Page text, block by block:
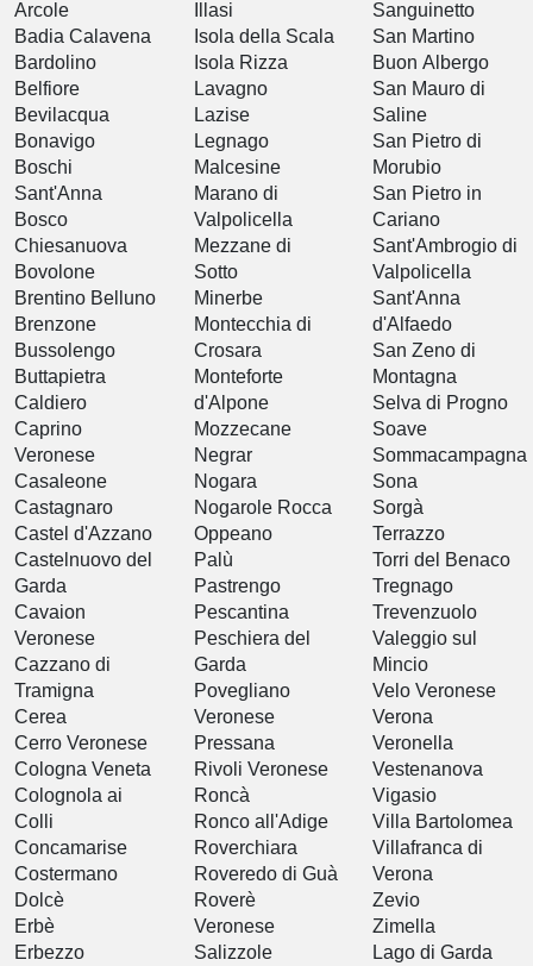
Arcole
Badia Calavena
Bardolino
Belfiore
Bevilacqua
Bonavigo
Boschi
Sant'Anna
Bosco
Chiesanuova
Bovolone
Brentino Belluno
Brenzone
Bussolengo
Buttapietra
Caldiero
Caprino
Veronese
Casaleone
Castagnaro
Castel d'Azzano
Castelnuovo del
Garda
Cavaion
Veronese
Cazzano di
Tramigna
Cerea
Cerro Veronese
Cologna Veneta
Colognola ai
Colli
Concamarise
Costermano
Dolcè
Erbè
Erbezzo
Illasi
Isola della Scala
Isola Rizza
Lavagno
Lazise
Legnago
Malcesine
Marano di
Valpolicella
Mezzane di
Sotto
Minerbe
Montecchia di
Crosara
Monteforte
d'Alpone
Mozzecane
Negrar
Nogara
Nogarole Rocca
Oppeano
Palù
Pastrengo
Pescantina
Peschiera del
Garda
Povegliano
Veronese
Pressana
Rivoli Veronese
Roncà
Ronco all'Adige
Roverchiara
Roveredo di Guà
Roverè
Veronese
Salizzole
Sanguinetto
San Martino
Buon Albergo
San Mauro di
Saline
San Pietro di
Morubio
San Pietro in
Cariano
Sant'Ambrogio di
Valpolicella
Sant'Anna
d'Alfaedo
San Zeno di
Montagna
Selva di Progno
Soave
Sommacampagna
Sona
Sorgà
Terrazzo
Torri del Benaco
Tregnago
Trevenzuolo
Valeggio sul
Mincio
Velo Veronese
Verona
Veronella
Vestenanova
Vigasio
Villa Bartolomea
Villafranca di
Verona
Zevio
Zimella
Lago di Garda